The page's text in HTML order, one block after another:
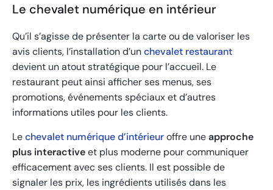
Le chevalet numérique en intérieur
Qu’il s’agisse de présenter la carte ou de valoriser les
avis clients, l’installation d’unchevalet restaurant
devient un atout stratégique pour l’accueil. Le
restaurant peut ainsi afficher ses menus, ses
promotions, événements spéciaux et d’autres
informations utiles pour les clients.
Lechevalet numérique d’intérieuroffre uneapproche
plus interactiveet plus moderne pour communiquer
efficacement avec ses clients. Il est possible de
signaler les prix, les ingrédients utilisés dans les